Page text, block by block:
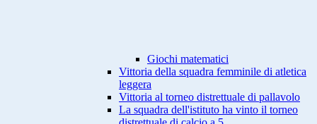
Giochi matematici
Vittoria della squadra femminile di atletica
leggera
Vittoria al torneo distrettuale di pallavolo
La squadra dell'istituto ha vinto il torneo